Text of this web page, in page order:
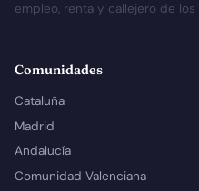
empleo, renta y callejero de los
Comunidades
Cataluña
Madrid
Andalucía
Comunidad Valenciana